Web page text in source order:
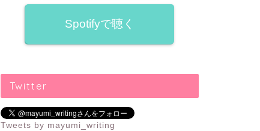
リタリコワンダーの「ワンダーメイ
クフェス6」 に小学2年生の娘と参
Spotifyで聴く
Twitter
Tweets by mayumi_writing